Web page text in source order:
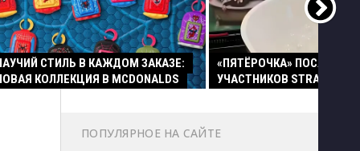
СТИЛЬ В КАЖДОМ ЗАКАЗЕ:
КОЛЛЕКЦИЯ В MCDONALDS
«ПЯТЁРОЧКА» ПОСАДИЛА
УЧАСТНИКОВ STRAY KIDS
ПОПУЛЯРНОЕ НА САЙТЕ